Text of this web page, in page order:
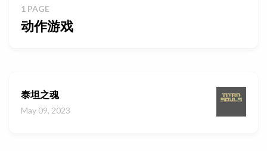
1 PAGE
动作游戏
泰坦之魂
May 09, 2023